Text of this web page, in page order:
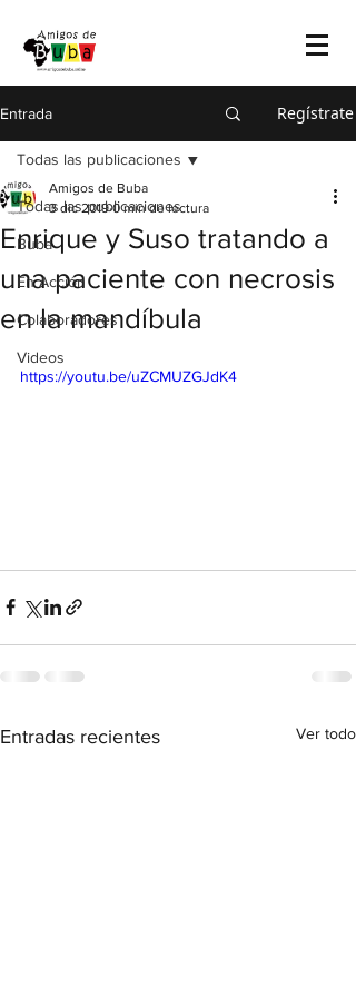
Entrada Regístrate
Todas las publicaciones
Buba
En Acción
Colaboradores
Videos
Todas las publicaciones
Enrique y Suso tratando a
una paciente con necrosis
en la mandíbula
Amigos de Buba
3 dic 2019 0 min de lectura
https://youtu.be/uZCMUZGJdK4
Entradas recientes Ver todo